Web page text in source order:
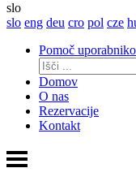
slo
slo eng deu cro pol cze
Pomoč
Domov
O nas
Rezervacije
Kontakt